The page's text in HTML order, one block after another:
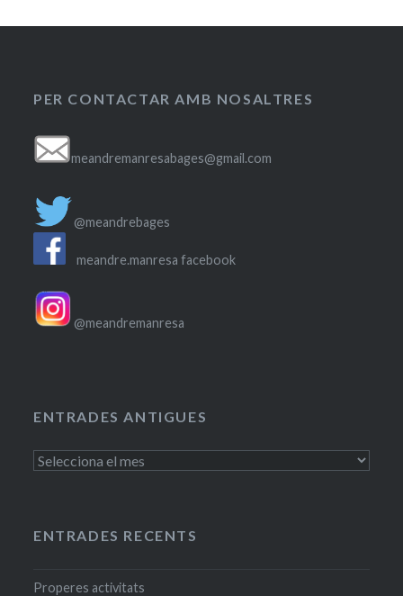
PER CONTACTAR AMB NOSALTRES
meandremanresabages@gmail.com
@meandrebages
meandre.manresa facebook
@meandremanresa
ENTRADES ANTIGUES
Entrades
ENTRADES RECENTS
Properes activitats